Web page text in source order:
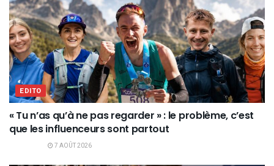
EDITO
« Tu n’as qu’à ne pas regarder » : le problème, c’est
que les influenceurs sont partout
7 AOÛT 2026